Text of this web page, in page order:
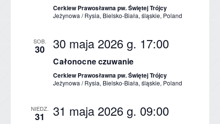
Cerkiew Prawosławna pw. Świętej Trójcy
Jeżynowa / Rysia, Bielsko-Biała, śląskie, Poland
SOB.
30 30 maja 2026 g. 17:00
Całonocne czuwanie
Cerkiew Prawosławna pw. Świętej Trójcy
Jeżynowa / Rysia, Bielsko-Biała, śląskie, Poland
NIEDZ.
31 31 maja 2026 g. 09:00